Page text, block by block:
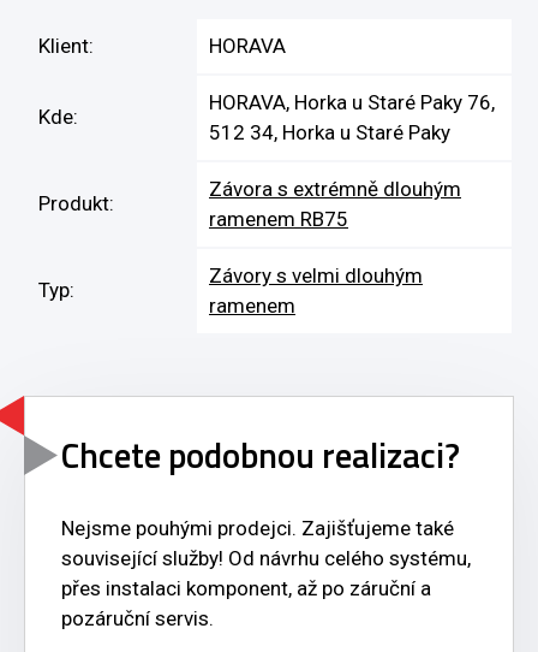
Klient: HORAVA
Kde:
HORAVA, Horka u Staré Paky 76,
512 34, Horka u Staré Paky
Produkt:
Závora s extrémně dlouhým
ramenem RB75
Typ:
Závory s velmi dlouhým
ramenem
Chcete podobnou realizaci?
Nejsme pouhými prodejci. Zajišťujeme také
související služby! Od návrhu celého systému,
přes instalaci komponent, až po záruční a
pozáruční servis.